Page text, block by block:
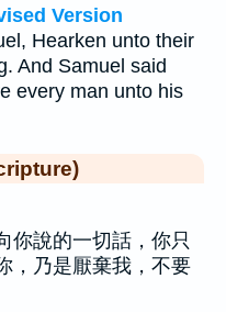
Version
Hearken unto their
And Samuel said
every man unto his
你說的一切話，你只
，乃是厭棄我，不要